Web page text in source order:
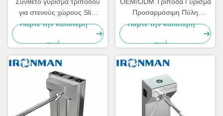
για στενούς χώρους Slim
Design 3-Arm Πύλη ελέγχου
σχολεία, γυμναστήρια και
εισόδους υψηλής
κυκλοφορίας
Πάρτε την καλύτερη
τιμή
Προσαρμόσιμη Πύλη
Ελέγχου Πρόσβασης 3
Πάρτε την καλύτερη
τιμή